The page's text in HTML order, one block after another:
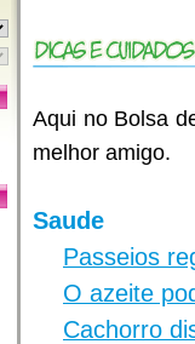
Aqui no Bolsa
melhor amigo.
Saude
Passeios
O azeite
Cachorro